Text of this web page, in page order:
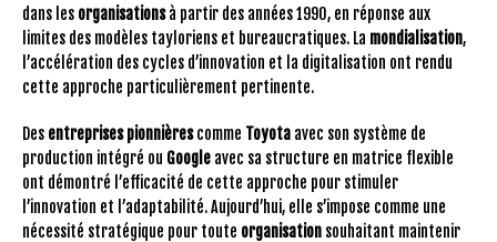
dans les organisationsà partir des années 1990, en réponse aux
limites des modèles tayloriens et bureaucratiques. La mondialisation,
l’accélération des cycles d’innovation et la digitalisation ont rendu
cette approche particulièrement pertinente.
Des entreprises pionnièrescomme Toyota avec son système de
production intégré ou Google avec sa structure en matrice flexible
ont démontré l’efficacité de cette approche pour stimuler
l’innovation et l’adaptabilité. Aujourd’hui, elle s’impose comme une
nécessité stratégique pour toute organisation souhaitant maintenir